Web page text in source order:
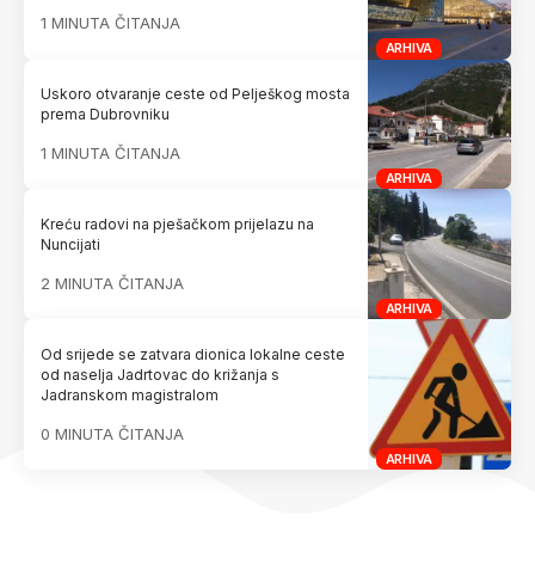
ARHIVA
1 MINUTA ČITANJA
ARHIVA
Uskoro otvaranje ceste od Pelješkog mosta
prema Dubrovniku
1 MINUTA ČITANJA
ARHIVA
Kreću radovi na pješačkom prijelazu na
Nuncijati
2 MINUTA ČITANJA
ARHIVA
Od srijede se zatvara dionica lokalne ceste
od naselja Jadrtovac do križanja s
Jadranskom magistralom
0 MINUTA ČITANJA